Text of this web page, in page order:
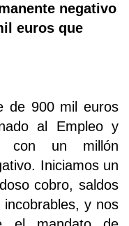
negativo
euros que
de 900 mil euros
al Empleo y
con un millón
Iniciamos un
cobro, saldos
y nos